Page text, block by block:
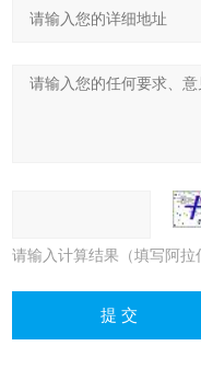
请输入计算结果（填写阿